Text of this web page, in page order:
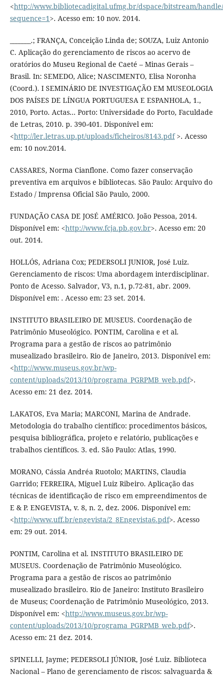
<http://www.bibliotecadigital.ufmg.br/dspace/bitstream/handle/
sequence=1>. Acesso em: 10 nov. 2014.
_______.; FRANÇA, Conceição Linda de; SOUZA, Luiz Antonio
C. Aplicação do gerenciamento de riscos ao acervo de
oratórios do Museu Regional de Caeté – Minas Gerais –
Brasil. In: SEMEDO, Alice; NASCIMENTO, Elisa Noronha
(Coord.). I SEMINÁRIO DE INVESTIGAÇÃO EM MUSEOLOGIA
DOS PAÍSES DE LÍNGUA PORTUGUESA E ESPANHOLA, 1.,
2010, Porto. Actas... Porto: Universidade do Porto, Faculdade
de Letras, 2010. p. 390-401. Disponível em:
<http://ler.letras.up.pt/uploads/ficheiros/8143.pdf>. Acesso
em: 10 nov.2014.
CASSARES, Norma Cianflone. Como fazer conservação
preventiva em arquivos e bibliotecas. São Paulo: Arquivo do
Estado / Imprensa Oficial São Paulo, 2000.
FUNDAÇÃO CASA DE JOSÉ AMÉRICO. João Pessoa, 2014.
Disponível em: <http://www.fcja.pb.gov.br>. Acesso em: 20
out. 2014.
HOLLÓS, Adriana Cox; PEDERSOLI JUNIOR, José Luiz.
Gerenciamento de riscos: Uma abordagem interdisciplinar.
Ponto de Acesso. Salvador, V3, n.1, p.72-81, abr. 2009.
Disponível em: . Acesso em: 23 set. 2014.
INSTITUTO BRASILEIRO DE MUSEUS. Coordenação de
Patrimônio Museológico. PONTIM, Carolina e et al.
Programa para a gestão de riscos ao patrimônio
musealizado brasileiro. Rio de Janeiro, 2013. Disponível em:
<http://www.museus.gov.br/wp-
content/uploads/2013/10/programa_PGRPMB_web.pdf>.
Acesso em: 21 dez. 2014.
LAKATOS, Eva Maria; MARCONI, Marina de Andrade.
Metodologia do trabalho científico: procedimentos básicos,
pesquisa bibliográfica, projeto e relatório, publicações e
trabalhos científicos. 3. ed. São Paulo: Atlas, 1990.
MORANO, Cássia Andréa Ruotolo; MARTINS, Claudia
Garrido; FERREIRA, Miguel Luiz Ribeiro. Aplicação das
técnicas de identificação de risco em empreendimentos de
E & P. ENGEVISTA, v. 8, n. 2, dez. 2006. Disponível em:
<http://www.uff.br/engevista/2_8Engevista6.pdf>. Acesso
em: 29 out. 2014.
PONTIM, Carolina et al. INSTITUTO BRASILEIRO DE
MUSEUS. Coordenação de Patrimônio Museológico.
Programa para a gestão de riscos ao patrimônio
musealizado brasileiro. Rio de Janeiro: Instituto Brasileiro
de Museus; Coordenação de Patrimônio Museológico, 2013.
Disponível em: <http://www.museus.gov.br/wp-
content/uploads/2013/10/programa_PGRPMB_web.pdf>.
Acesso em: 21 dez. 2014.
SPINELLI, Jayme; PEDERSOLI JÚNIOR, José Luiz. Biblioteca
Nacional – Plano de gerenciamento de riscos: salvaguarda &